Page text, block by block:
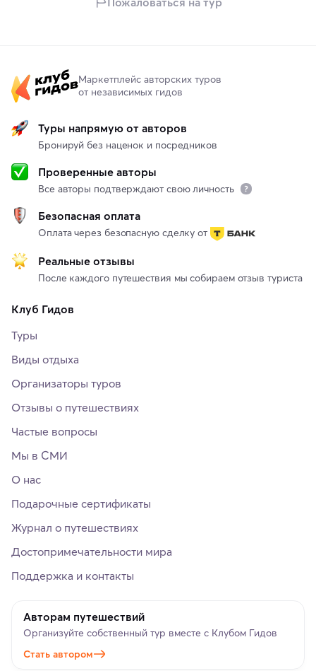
Маркетплейс авторских туров
от независимых гидов
Туры напрямую от авторов
Бронируй без наценок и посредников
Проверенные авторы
Все авторы подтверждают свою личность
Безопасная оплата
Оплата через безопасную сделку от
Реальные отзывы
После каждого путешествия мы собираем отзыв туриста
Клуб Гидов
Туры
Виды отдыха
Организаторы туров
Отзывы о путешествиях
Частые вопросы
Мы в СМИ
О нас
Подарочные сертификаты
Журнал о путешествиях
Достопримечательности мира
Поддержка и контакты
Авторам путешествий
Организуйте собственный тур вместе с Клубом Гидов
Стать автором